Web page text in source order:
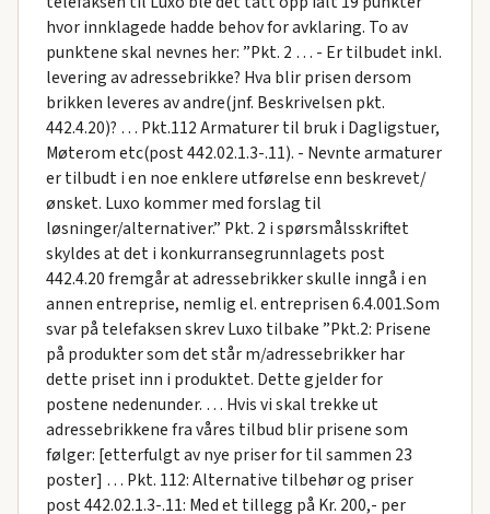
hvor innklagede hadde behov for avklaring. To av
punktene skal nevnes her: ”Pkt. 2 … - Er tilbudet inkl.
levering av adressebrikke? Hva blir prisen dersom
brikken leveres av andre(jnf. Beskrivelsen pkt.
442.4.20)? … Pkt.112 Armaturer til bruk i Dagligstuer,
Møterom etc(post 442.02.1.3-.11). - Nevnte armaturer
er tilbudt i en noe enklere utførelse enn beskrevet/
ønsket. Luxo kommer med forslag til
løsninger/alternativer.” Pkt. 2 i spørsmålsskriftet
skyldes at det i konkurransegrunnlagets post
442.4.20 fremgår at adressebrikker skulle inngå i en
annen entreprise, nemlig el. entreprisen 6.4.001.Som
svar på telefaksen skrev Luxo tilbake ”Pkt.2: Prisene
på produkter som det står m/adressebrikker har
dette priset inn i produktet. Dette gjelder for
postene nedenunder. … Hvis vi skal trekke ut
adressebrikkene fra våres tilbud blir prisene som
følger: [etterfulgt av nye priser for til sammen 23
poster] … Pkt. 112: Alternative tilbehør og priser
post 442.02.1.3-.11: Med et tillegg på Kr. 200,- per